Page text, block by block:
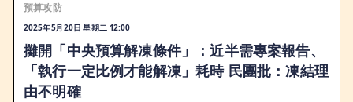
預算攻防
2025年5月20日 星期二 12:00
攤開「中央預算解凍條件」：近半需專案報告、
「執行一定比例才能解凍」耗時 民團批：凍結理
由不明確